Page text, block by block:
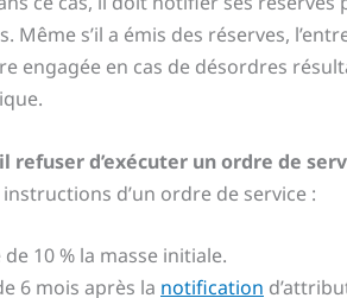
s’il a émis des réserves,
engagée en cas de désordres
d’exécuter un ordre de
d’un ordre de service :
10 % la masse initiale.
6 mois après la notification